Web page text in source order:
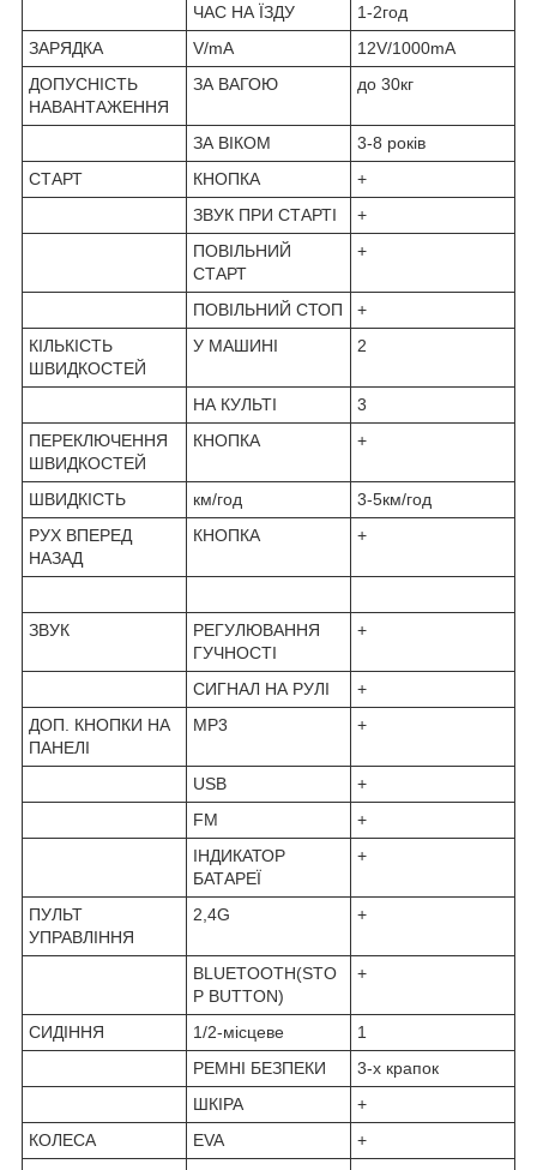
ЧАС НА ЇЗДУ
1-2год
ЗАРЯДКА
V/mA
12V/1000mA
ДОПУСНІСТЬ
НАВАНТАЖЕННЯ
ЗА ВАГОЮ до 30кг
ЗА ВIКОМ
3-8 років
СТАРТ
КНОПКА
+
ЗВУК ПРИ СТАРТІ
+
ПОВІЛЬНИЙ
СТАРТ
+
ПОВІЛЬНИЙ СТОП
+
КІЛЬКІСТЬ
ШВИДКОСТЕЙ
У МАШИНІ 2
НА КУЛЬТІ
3
ПЕРЕКЛЮЧЕННЯ
ШВИДКОСТЕЙ
КНОПКА +
ШВИДКІСТЬ км/год
3-5км/год
РУХ ВПЕРЕД
НАЗАД
КНОПКА +
ЗВУК
РЕГУЛЮВАННЯ
ГУЧНОСТІ
+
СИГНАЛ НА РУЛІ
+
ДОП. КНОПКИ НА
ПАНЕЛІ
MP3 +
USB
+
FM
+
ІНДИКАТОР
БАТАРЕЇ
+
ПУЛЬТ
УПРАВЛІННЯ
2,4G +
BLUETOOTH(STO
P BUTTON)
+
СИДІННЯ 1/2-місцеве
1
РЕМНІ БЕЗПЕКИ
3-х крапок
ШКІРА
+
КОЛЕСА
EVA +